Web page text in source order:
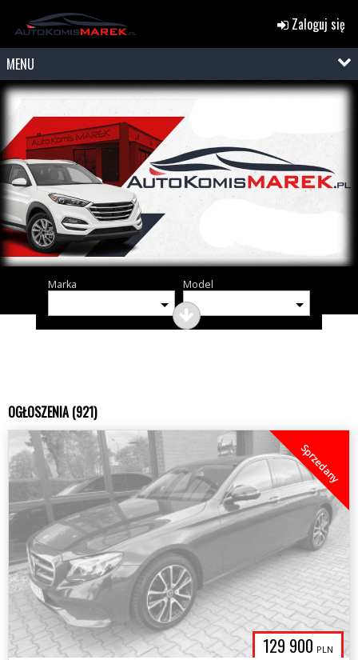
Zaloguj się
MENU
Marka Model
OGŁOSZENIA (921)
129 900 PLN
Sprzedany